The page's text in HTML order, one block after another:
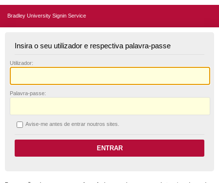
Bradley University Signin Service
Insira o seu utilizador e respectiva palavra-passe
Utilizador:
Palavra-passe:
Avise-me antes de entrar noutros sites.